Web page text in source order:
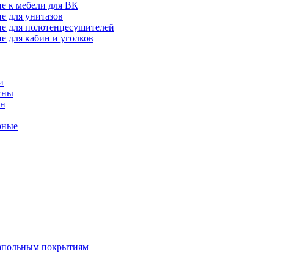
к мебели для ВК
для унитазов
для полотенцесушителей
для кабин и уголков
покрытиям